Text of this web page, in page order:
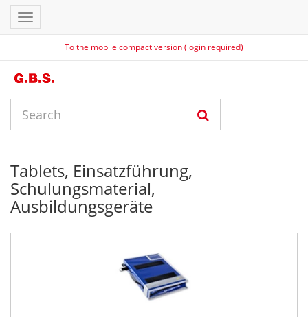
To the mobile compact version (login required)
Toggle
navigation
Tablets, Einsatzführung,
Schulungsmaterial,
Ausbildungsgeräte